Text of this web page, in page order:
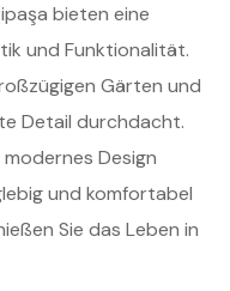
bieten eine
und Funktionalität.
Gärten und
Detail durchdacht.
Design
und komfortabel
Sie das Leben in